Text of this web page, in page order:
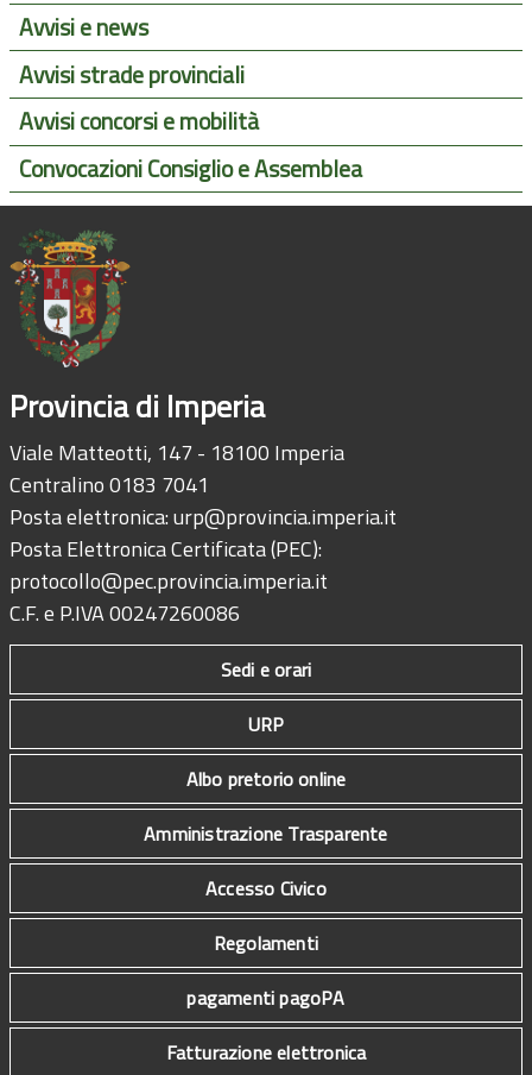
Avvisi e news
Avvisi strade provinciali
Avvisi concorsi e mobilità
Convocazioni Consiglio e Assemblea
Provincia di Imperia
Viale Matteotti, 147 - 18100 Imperia
Centralino 0183 7041
Posta elettronica:urp@provincia.imperia.it
Posta Elettronica Certificata (PEC):
protocollo@pec.provincia.imperia.it
C.F. e P.IVA 00247260086
Sedi e orari
URP
Albo pretorio online
Amministrazione Trasparente
Accesso Civico
Regolamenti
pagamenti pagoPA
Fatturazione elettronica